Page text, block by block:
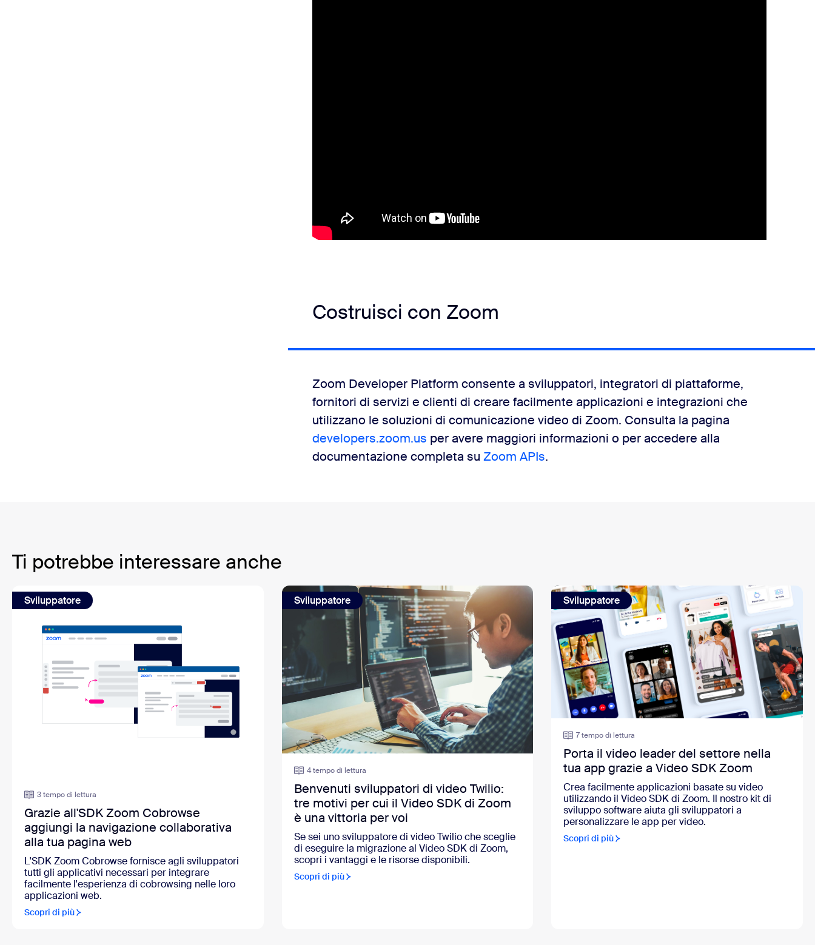
Costruisci con Zoom
Zoom Developer Platform consente a sviluppatori, integratori di piattaforme,
fornitori di servizi e clienti di creare facilmente applicazioni e integrazioni che
utilizzano le soluzioni di comunicazione video di Zoom. Consulta la pagina
developers.zoom.us per avere maggiori informazioni o per accedere alla
documentazione completa su Zoom APIs.
Ti potrebbe interessare anche
Sviluppatore
3 tempo di lettura
Grazie all'SDK Zoom Cobrowse
aggiungi la navigazione collaborativa
alla tua pagina web
L'SDK Zoom Cobrowse fornisce agli sviluppatori
tutti gli applicativi necessari per integrare
facilmente l'esperienza di cobrowsing nelle loro
applicazioni web.
Scopri di più
Sviluppatore
4 tempo di lettura
Benvenuti sviluppatori di video Twilio:
tre motivi per cui il Video SDK di Zoom
è una vittoria per voi
Se sei uno sviluppatore di video Twilio che sceglie
di eseguire la migrazione al Video SDK di Zoom,
scopri i vantaggi e le risorse disponibili.
Scopri di più
Sviluppatore
7 tempo di lettura
Porta il video leader del settore nella
tua app grazie a Video SDK Zoom
Crea facilmente applicazioni basate su video
utilizzando il Video SDK di Zoom. Il nostro kit di
sviluppo software aiuta gli sviluppatori a
personalizzare le app per video.
Scopri di più